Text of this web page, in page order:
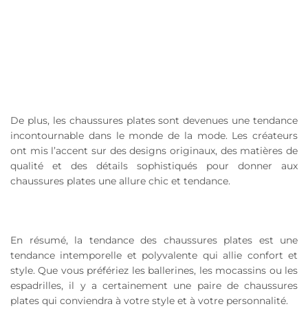
De plus, les chaussures plates sont devenues une tendance
incontournable dans le monde de la mode. Les créateurs
ont mis l’accent sur des designs originaux, des matières de
qualité et des détails sophistiqués pour donner aux
chaussures plates une allure chic et tendance.
En résumé, la tendance des chaussures plates est une
tendance intemporelle et polyvalente qui allie confort et
style. Que vous préfériez les ballerines, les mocassins ou les
espadrilles, il y a certainement une paire de chaussures
plates qui conviendra à votre style et à votre personnalité.